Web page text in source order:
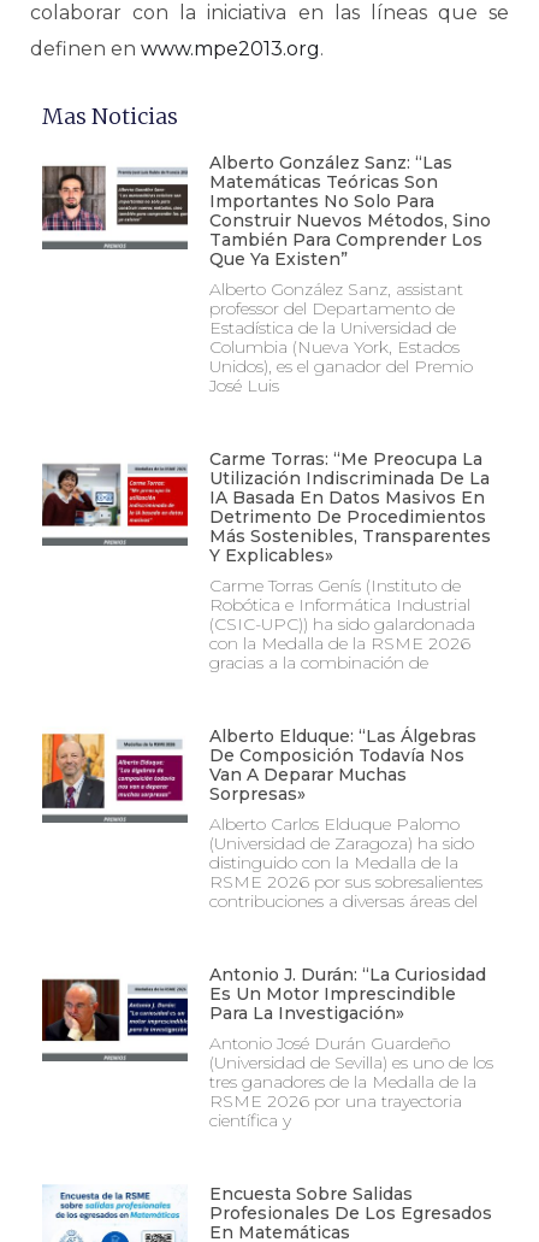
colaborar con la iniciativa en las líneas que se
definen en www.mpe2013.org.
Mas Noticias
Alberto González Sanz: “Las
Matemáticas Teóricas Son
Importantes No Solo Para
Construir Nuevos Métodos, Sino
También Para Comprender Los
Que Ya Existen”
Alberto González Sanz, assistant
professor del Departamento de
Estadística de la Universidad de
Columbia (Nueva York, Estados
Unidos), es el ganador del Premio
José Luis
Carme Torras: “Me Preocupa La
Utilización Indiscriminada De La
IA Basada En Datos Masivos En
Detrimento De Procedimientos
Más Sostenibles, Transparentes
Y Explicables»
Carme Torras Genís (Instituto de
Robótica e Informática Industrial
(CSIC-UPC)) ha sido galardonada
con la Medalla de la RSME 2026
gracias a la combinación de
Alberto Elduque: “Las Álgebras
De Composición Todavía Nos
Van A Deparar Muchas
Sorpresas»
Alberto Carlos Elduque Palomo
(Universidad de Zaragoza) ha sido
distinguido con la Medalla de la
RSME 2026 por sus sobresalientes
contribuciones a diversas áreas del
Antonio J. Durán: “La Curiosidad
Es Un Motor Imprescindible
Para La Investigación»
Antonio José Durán Guardeño
(Universidad de Sevilla) es uno de los
tres ganadores de la Medalla de la
RSME 2026 por una trayectoria
científica y
Encuesta Sobre Salidas
Profesionales De Los Egresados
En Matemáticas